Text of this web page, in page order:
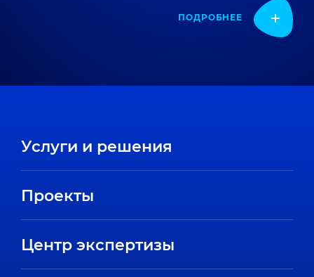
ПОДРОБНЕЕ
Услуги и решения
Проекты
Центр экспертизы